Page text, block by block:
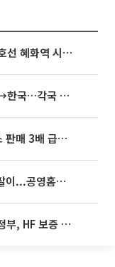
전장연, 오늘(10일) 서울 지하철 4호선 혜화역 시위…1호선 용산역 무정차
태풍 '돌핀' 중국 상륙, '찬홈' 일본→한국…각국 기상청 예상 경로는?
대신證 “알테오젠, 키트루다 큐렉스 판매 3배 급증…목표가 41만원 상향”
표기·검증 구멍
재건축·재개발 이주비 대출 숨통…정부, HF 보증 신설 추진